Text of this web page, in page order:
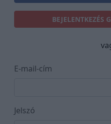
BEJELENTKEZÉS
E-mail-cím
Jelszó